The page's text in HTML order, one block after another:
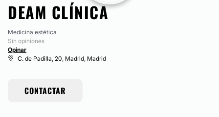
DEAM CLÍNICA
Medicina estética
Sin opiniones
Opinar
C. de Padilla, 20, Madrid, Madrid
CONTACTAR